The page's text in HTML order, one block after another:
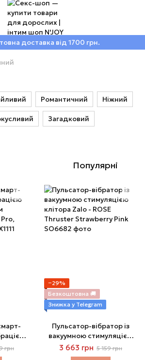
доставка від 1700 грн.
Романтичний Ніжний
Загадковий
Популярні
Pro,
грн
−29%
Безкоштовна 🚚
Знижка у Telegram
Пульсатор-вібратор із
вакуумною стимуляцією
клітора Zalo - ROSE
Thruster Strawberry Pink
3 663 грн 5 159 грн